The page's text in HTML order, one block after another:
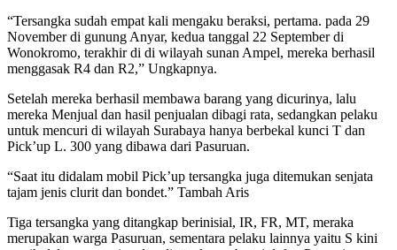
“Tersangka sudah empat kali mengaku beraksi, pertama. pada 29
November di gunung Anyar, kedua tanggal 22 September di
Wonokromo, terakhir di di wilayah sunan Ampel, mereka berhasil
menggasak R4 dan R2,” Ungkapnya.
Setelah mereka berhasil membawa barang yang dicurinya, lalu
mereka Menjual dan hasil penjualan dibagi rata, sedangkan pelaku
untuk mencuri di wilayah Surabaya hanya berbekal kunci T dan
Pick’up L. 300 yang dibawa dari Pasuruan.
“Saat itu didalam mobil Pick’up tersangka juga ditemukan senjata
tajam jenis clurit dan bondet.” Tambah Aris
Tiga tersangka yang ditangkap berinisial, IR, FR, MT, meraka
merupakan warga Pasuruan, sementara pelaku lainnya yaitu S kini